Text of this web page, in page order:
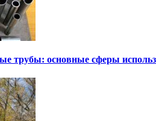
трубы: основные сферы